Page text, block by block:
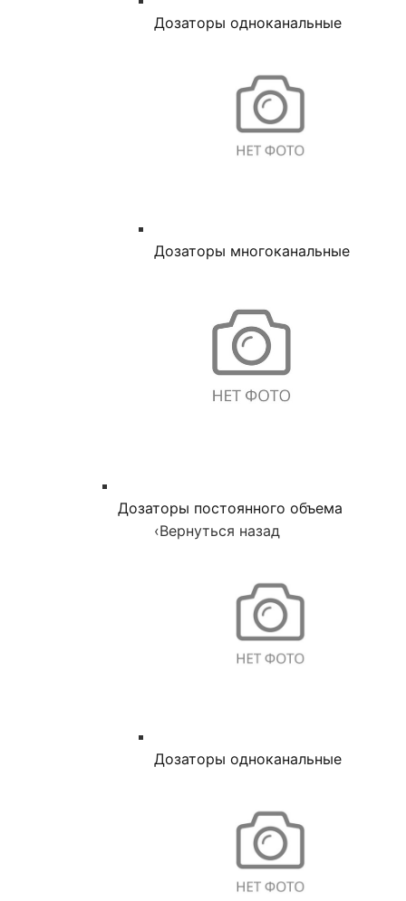
Дозаторы одноканальные
Дозаторы многоканальные
Дозаторы постоянного объема
‹Вернуться назад
Дозаторы одноканальные